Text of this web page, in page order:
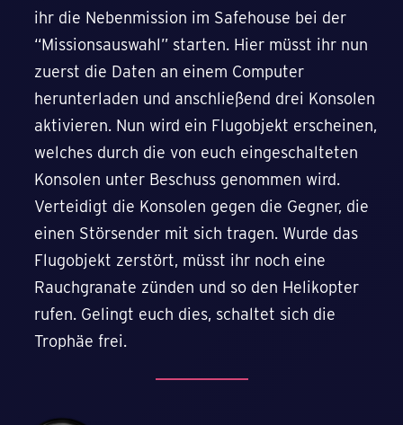
ihr die Nebenmission im Safehouse bei der
“Missionsauswahl” starten. Hier müsst ihr nun
zuerst die Daten an einem Computer
herunterladen und anschließend drei Konsolen
aktivieren. Nun wird ein Flugobjekt erscheinen,
welches durch die von euch eingeschalteten
Konsolen unter Beschuss genommen wird.
Verteidigt die Konsolen gegen die Gegner, die
einen Störsender mit sich tragen. Wurde das
Flugobjekt zerstört, müsst ihr noch eine
Rauchgranate zünden und so den Helikopter
rufen. Gelingt euch dies, schaltet sich die
Trophäe frei.